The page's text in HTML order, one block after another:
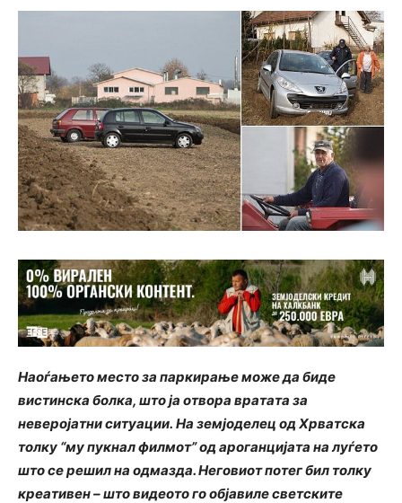
Наоѓањето место за паркирање може да биде
вистинска болка, што ја отвора вратата за
неверојатни ситуации. На земјоделец од Хрватска
толку “му пукнал филмот” од ароганцијата на луѓето
што се решил на одмазда. Неговиот потег бил толку
креативен – што видеото го објавиле светските